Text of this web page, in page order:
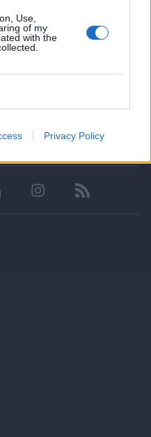
Use,
of my
with the
Privacy Policy